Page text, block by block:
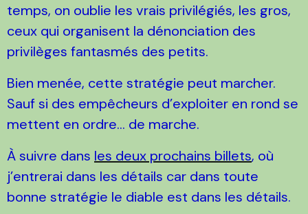
temps, on oublie les vrais privilégiés, les gros,
ceux qui organisent la dénonciation des
privilèges fantasmés des petits.
Bien menée, cette stratégie peut marcher.
Sauf si des empêcheurs d’exploiter en rond se
mettent en ordre… de marche.
À suivre dans les deux prochains billets, où
j’entrerai dans les détails car dans toute
bonne stratégie le diable est dans les détails.